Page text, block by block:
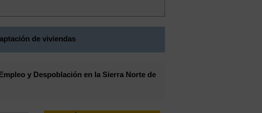
de viviendas
y Despoblación en la Sierra Norte de